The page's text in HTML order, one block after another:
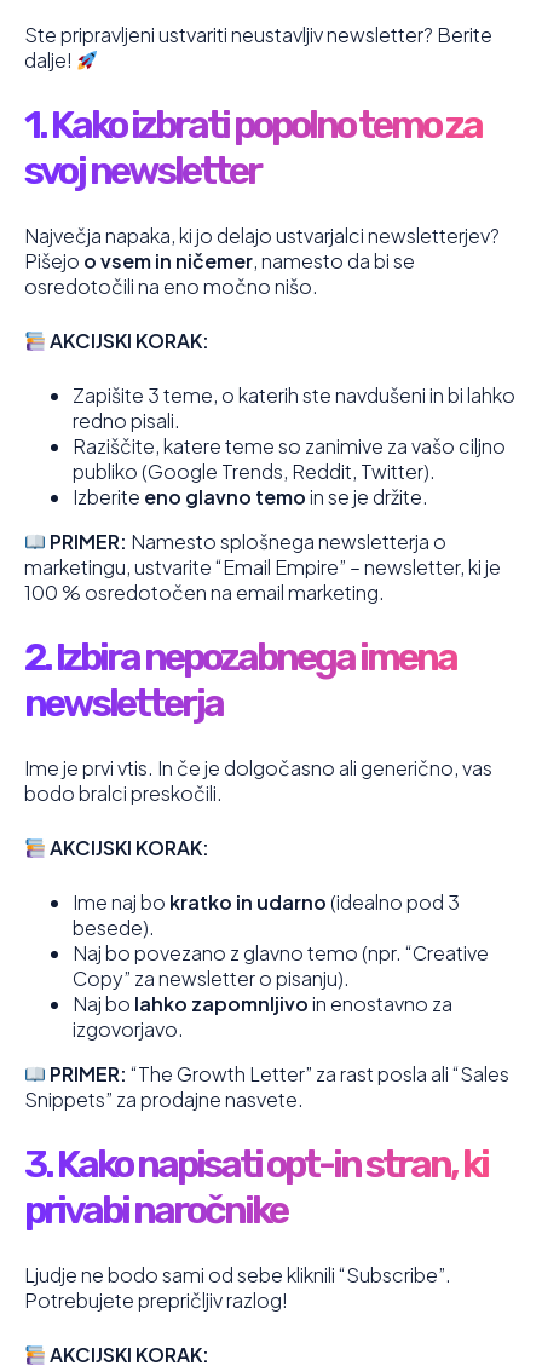
Ste pripravljeni ustvariti neustavljiv newsletter? Berite
dalje!
1. Kako izbrati popolno temo za
svoj newsletter
Največja napaka, ki jo delajo ustvarjalci newsletterjev?
Pišejo o vsem in ničemer, namesto da bi se
osredotočili na eno močno nišo.
AKCIJSKI KORAK:
Zapišite 3 teme, o katerih ste navdušeni in bi lahko
redno pisali.
Raziščite, katere teme so zanimive za vašo ciljno
publiko (Google Trends, Reddit, Twitter).
Izberite eno glavno temoin se je držite.
PRIMER: Namesto splošnega newsletterja o
marketingu, ustvarite “Email Empire” – newsletter, ki je
100 % osredotočen na email marketing.
2. Izbira nepozabnega imena
newsletterja
Ime je prvi vtis. In če je dolgočasno ali generično, vas
bodo bralci preskočili.
AKCIJSKI KORAK:
Ime naj bo kratko in udarno (idealno pod 3
besede).
Naj bo povezano z glavno temo (npr. “Creative
Copy” za newsletter o pisanju).
Naj bo lahko zapomnljivoin enostavno za
izgovorjavo.
PRIMER: “The Growth Letter” za rast posla ali “Sales
Snippets” za prodajne nasvete.
3. Kako napisati opt-in stran, ki
privabi naročnike
Ljudje ne bodo sami od sebe kliknili “Subscribe”.
Potrebujete prepričljiv razlog!
AKCIJSKI KORAK: